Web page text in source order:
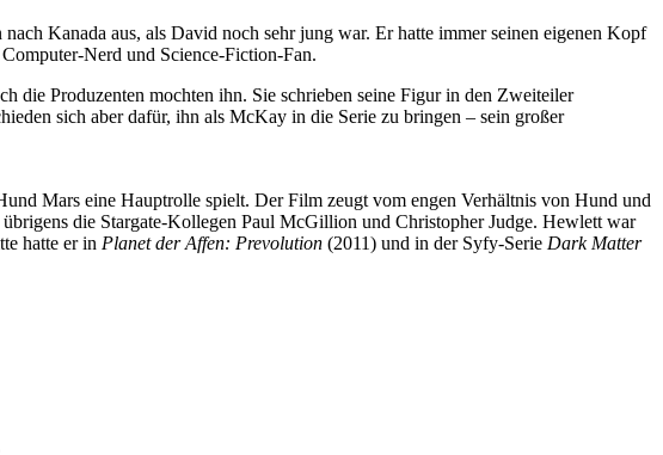
Kanada aus, als David noch sehr jung war. Er hatte immer seinen eigenen Kopf
Nerd und Science-Fiction-Fan.
die Produzenten mochten ihn. Sie schrieben seine Figur in den Zweiteiler
sich aber dafür, ihn als McKay in die Serie zu bringen – sein großer
Mars eine Hauptrolle spielt. Der Film zeugt vom engen Verhältnis von Hund und
die Stargate-Kollegen Paul McGillion und Christopher Judge. Hewlett war
hatte er in Planet der Affen: Prevolution (2011) und in der Syfy-Serie Dark Matter